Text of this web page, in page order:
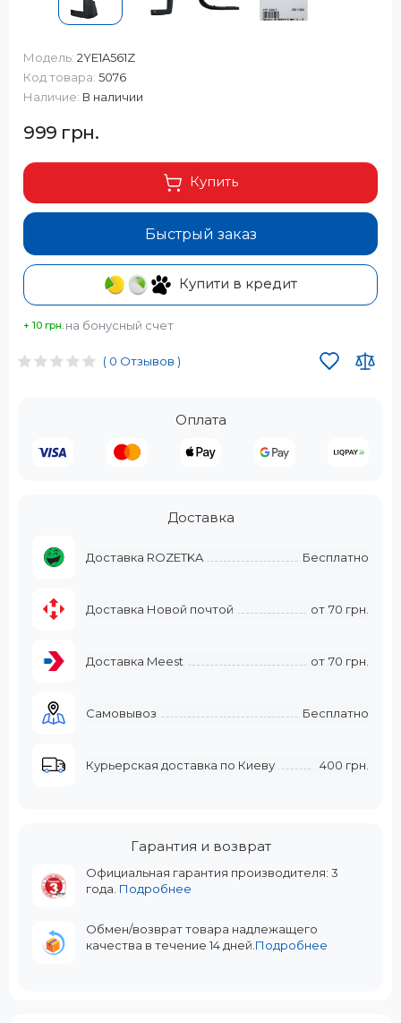
( 0 Отзывов )
Оплата
Доставка
Доставка ROZETKA Бесплатно
Доставка Новой почтой от 70 грн.
Доставка Meest от 70 грн.
Самовывоз Бесплатно
Курьерская доставка по Киеву 400 грн.
Гарантия и возврат
Официальная гарантия производителя: 3
года. Подробнее
Обмен/возврат товара надлежащего
качества в течение 14 дней. Подробнее
Модель: 2YE1A561Z
Код товара: 5076
Наличие: В наличии
999 грн.
Быстрый заказ
Купить
Купити в кредит
+ 10 грн. на бонусный счет